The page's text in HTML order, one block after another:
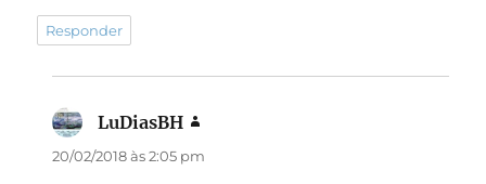
Responder
LuDiasBH
20/02/2018 às 2:05 pm